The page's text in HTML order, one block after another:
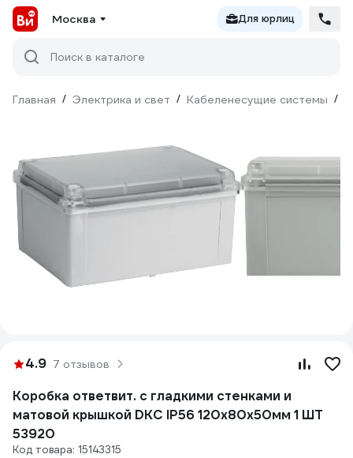
Москва Для юрлиц
Поиск в каталоге
Главная / Электрика и свет / Кабеленесущие системы /
4.9 7 отзывов
Коробка ответвит. с гладкими стенками и
матовой крышкой DKC IP56 120х80х50мм 1 ШТ
53920
Код товара: 15143315